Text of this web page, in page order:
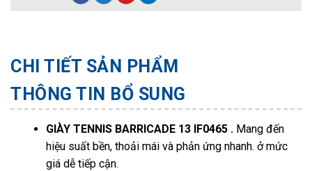
CHI TIẾT SẢN PHẨM
THÔNG TIN BỔ SUNG
GIÀY TENNIS BARRICADE 13 IF0465 . Mang đến
hiệu suất bền, thoải mái và phản ứng nhanh. ở mức
giá dễ tiếp cận.